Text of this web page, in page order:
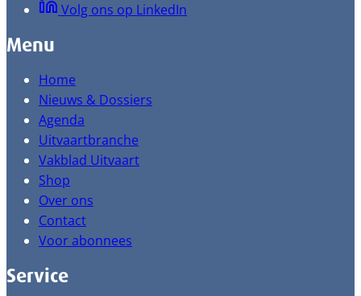
Volg ons op LinkedIn
Menu
Home
Nieuws & Dossiers
Agenda
Uitvaartbranche
Vakblad Uitvaart
Shop
Over ons
Contact
Voor abonnees
Service